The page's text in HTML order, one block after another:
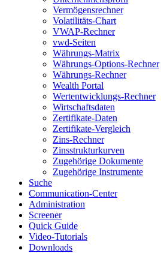
Vermögensrechner
Volatilitäts-Chart
VWAP-Rechner
vwd-Seiten
Währungs-Matrix
Währungs-Options-Rechner
Währungs-Rechner
Wealth Portal
Wertentwicklungs-Rechner
Wirtschaftsdaten
Zertifikate-Daten
Zertifikate-Vergleich
Zins-Rechner
Zinsstrukturkurven
Zugehörige Dokumente
Zugehörige Instrumente
Suche
Communication-Center
Administration
Screener
Quick Guide
Video-Tutorials
Downloads